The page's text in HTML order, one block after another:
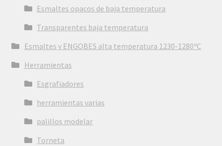
Esmaltes opacos de baja temperatura
Transparentes baja temperatura
Esmaltes y ENGOBES alta temperatura 1230-1280ºC
Herramientas
Esgrafiadores
herramientas varias
palillos modelar
Torneta